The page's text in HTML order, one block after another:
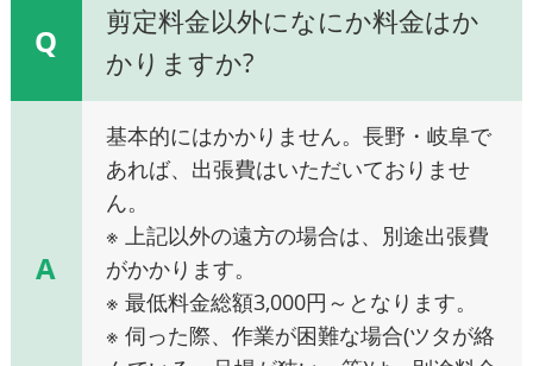
Q
剪定料金以外になにか料金はか
かりますか?
A
基本的にはかかりません。長野・岐阜で
あれば、出張費はいただいておりませ
ん。
※ 上記以外の遠方の場合は、別途出張費
がかかります。
※ 最低料金総額3,000円～となります。
※ 伺った際、作業が困難な場合(ツタが絡